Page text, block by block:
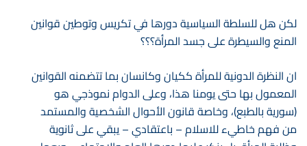
لكن هل للسلطة السياسية دورها في تكريس وتوطين قوانين
المنع والسيطرة على جسد المرأة؟؟؟
ان النظرة الدونية للمرأة ككيان وكانسان بما تتضمنه القوانين
المعمول بها حتى يومنا هذا، وعلى الدوام نموذجي هو
(سورية بالطبع)، وخاصة قانون الأحوال الشخصية والمستمد
من فهم خاطيء للاسلام – باعتقادي – يبقي على ثانوية